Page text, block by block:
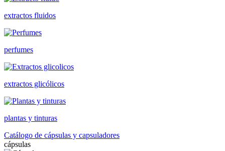
extractos fluidos
perfumes
extractos glicólicos
plantas y tinturas
Catálogo de cápsulas y capsuladores
cápsulas